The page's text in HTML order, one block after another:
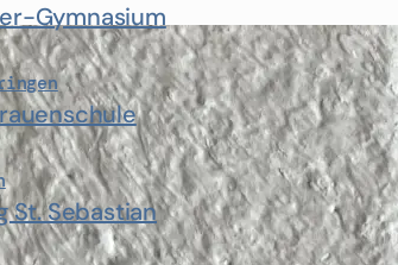
Gymnasium
St. Sebastian